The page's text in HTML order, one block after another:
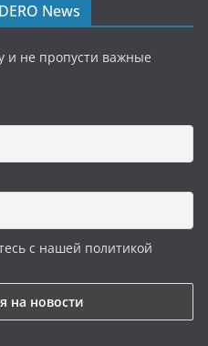
News
и не пропусти важные
с нашей политикой